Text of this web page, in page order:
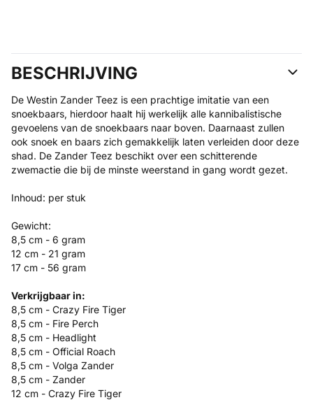
BESCHRIJVING
De Westin Zander Teez is een prachtige imitatie van een
snoekbaars, hierdoor haalt hij werkelijk alle kannibalistische
gevoelens van de snoekbaars naar boven. Daarnaast zullen
ook snoek en baars zich gemakkelijk laten verleiden door deze
shad. De Zander Teez beschikt over een schitterende
zwemactie die bij de minste weerstand in gang wordt gezet.
Inhoud: per stuk
Gewicht:
8,5 cm - 6 gram
12 cm - 21 gram
17 cm - 56 gram
Verkrijgbaar in:
8,5 cm - Crazy Fire Tiger
8,5 cm - Fire Perch
8,5 cm - Headlight
8,5 cm - Official Roach
8,5 cm - Volga Zander
8,5 cm - Zander
12 cm - Crazy Fire Tiger